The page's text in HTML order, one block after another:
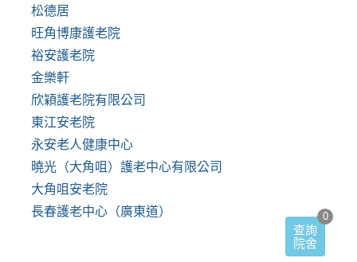
松德居
旺角博康護老院
裕安護老院
金樂軒
欣穎護老院有限公司
東江安老院
永安老人健康中心
曉光（大角咀）護老中心有限公司
大角咀安老院
長春護老中心（廣東道）
查詢
院舍
0